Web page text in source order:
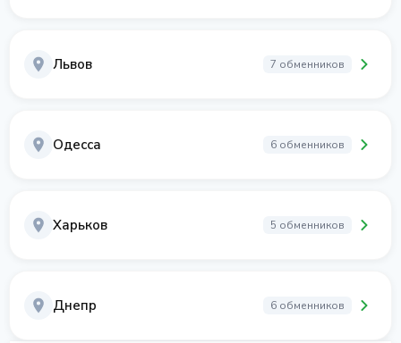
Львов 7 обменников
Одесса 6 обменников
Харьков 5 обменников
Днепр 6 обменников